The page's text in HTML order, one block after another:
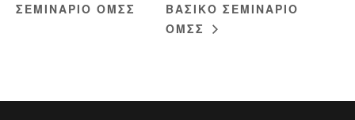
ΣΕΜΙΝΑΡΙΟ ΟΜΣΣ
ΒΑΣΙΚΟ ΣΕΜΙΝΑΡΙΟ
ΟΜΣΣ